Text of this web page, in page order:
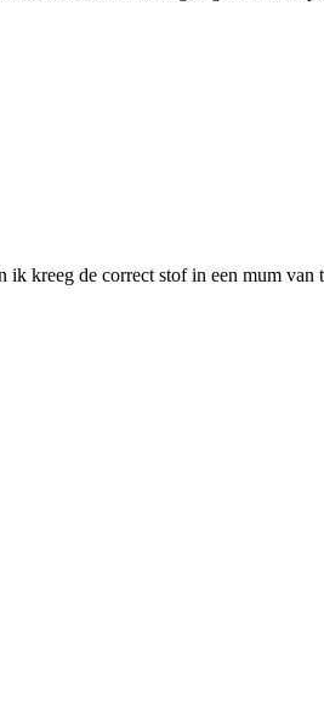
kreeg de correct stof in een mum van